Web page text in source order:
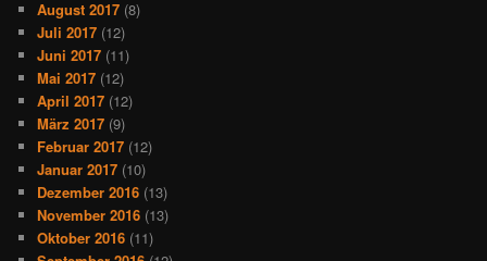
August 2017 (8)
Juli 2017 (12)
Juni 2017 (11)
Mai 2017 (12)
April 2017 (12)
März 2017 (9)
Februar 2017 (12)
Januar 2017 (10)
Dezember 2016 (13)
November 2016 (13)
Oktober 2016 (11)